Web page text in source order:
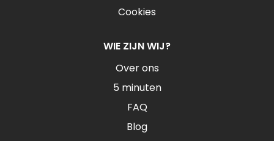
Cookies
WIE ZIJN WIJ?
Over ons
5 minuten
FAQ
Blog